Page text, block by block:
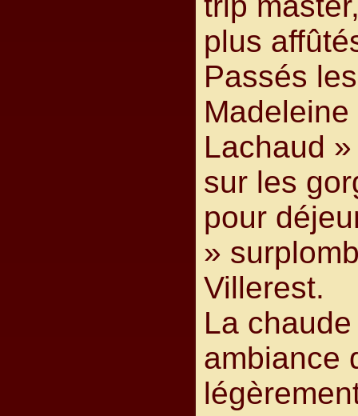
plus
Passés
Lachaud
sur les
pour
»
Villerest.
La
ambiance